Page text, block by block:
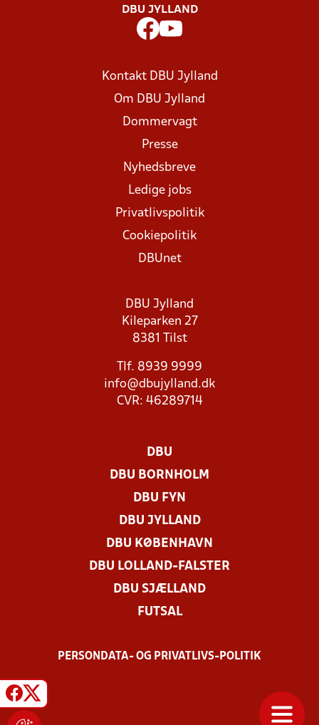
DBU JYLLAND
Kontakt DBU Jylland
Om DBU Jylland
Dommervagt
Presse
Nyhedsbreve
Ledige jobs
Privatlivspolitik
Cookiepolitik
DBUnet
DBU Jylland
Kileparken 27
8381 Tilst
Tlf. 8939 9999
info@dbujylland.dk
CVR: 46289714
DBU
DBU BORNHOLM
DBU FYN
DBU JYLLAND
DBU KØBENHAVN
DBU LOLLAND-FALSTER
DBU SJÆLLAND
FUTSAL
PERSONDATA- OG PRIVATLIVS-POLITIK